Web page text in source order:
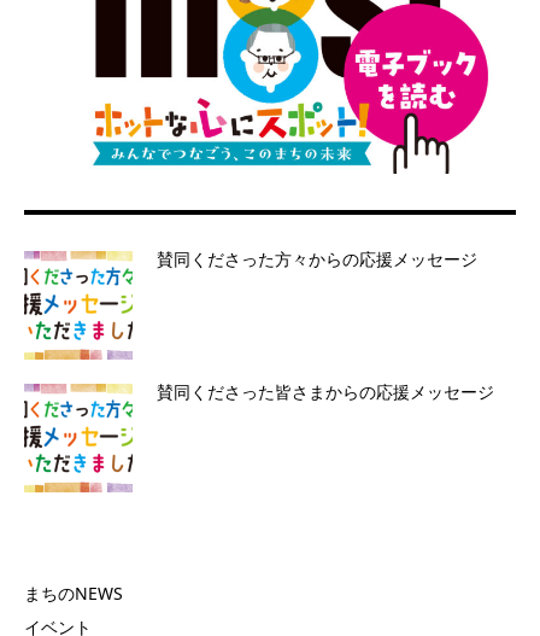
賛同くださった方々からの応援メッセージ
賛同くださった皆さまからの応援メッセージ
まちのNEWS
イベント